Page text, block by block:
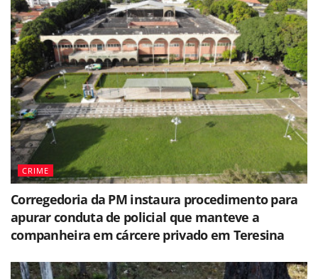
CRIME
Corregedoria da PM instaura procedimento para
apurar conduta de policial que manteve a
companheira em cárcere privado em Teresina